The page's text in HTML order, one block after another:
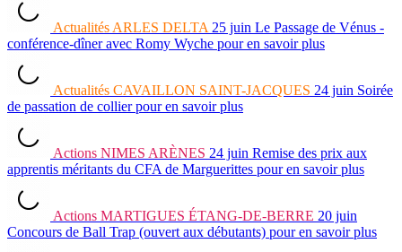
Actualités ARLES DELTA 25 juin Le Passage de Vénus -
conférence-dîner avec Romy Wyche pour en savoir plus
Actualités CAVAILLON SAINT-JACQUES 24 juin Soirée
de passation de collierpour en savoir plus
Actions NIMES ARÈNES 24 juin Remise des prix aux
apprentis méritants du CFA de Marguerittes pour en savoir plus
Actions MARTIGUES ÉTANG-DE-BERRE 20 juin
Concours de Ball Trap (ouvert aux débutants) pour en savoir plus